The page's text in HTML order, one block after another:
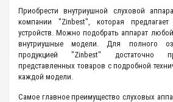
Приобрести внутриушной слуховой
компании "Zinbest", которая
устройств. Можно подобрать аппарат
внутриушные модели. Для полного
продукцией "Zinbest" достаточно
представленных товаров с подробной
каждой модели.
Самое главное преимущество слуховых